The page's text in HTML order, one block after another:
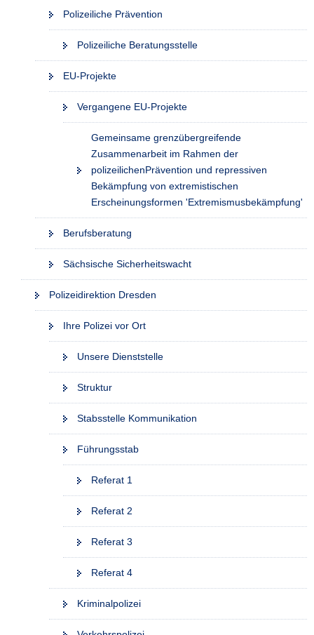
Polizeiliche Prävention
Polizeiliche Beratungsstelle
EU-Projekte
Vergangene EU-Projekte
Gemeinsame grenzübergreifende
Zusammenarbeit im Rahmen der
polizeilichenPrävention und repressiven
Bekämpfung von extremistischen
Erscheinungsformen 'Extremismusbekämpfung'
Berufsberatung
Sächsische Sicherheitswacht
Polizeidirektion Dresden
Ihre Polizei vor Ort
Unsere Dienststelle
Struktur
Stabsstelle Kommunikation
Führungsstab
Referat 1
Referat 2
Referat 3
Referat 4
Kriminalpolizei